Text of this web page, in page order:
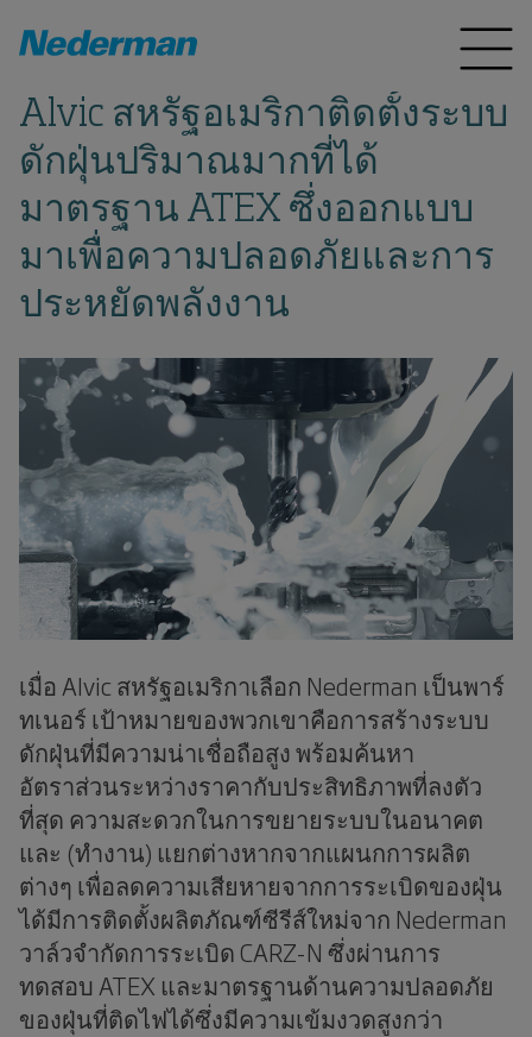
Alvic สหรัฐอเมริกาติดตั้งระบบ
ดักฝุ่นปริมาณมากที่ได้
มาตรฐาน ATEX ซึ่งออกแบบ
มาเพื่อความปลอดภัยและการ
ประหยัดพลังงาน
เมื่อ Alvic สหรัฐอเมริกาเลือก Nederman เป็นพาร์
ทเนอร์ เป้าหมายของพวกเขาคือการสร้างระบบ
ดักฝุ่นที่มีความน่าเชื่อถือสูง พร้อมค้นหา
อัตราส่วนระหว่างราคากับประสิทธิภาพที่ลงตัว
ที่สุด ความสะดวกในการขยายระบบในอนาคต
และ (ทำงาน) แยกต่างหากจากแผนกการผลิต
ต่างๆ เพื่อลดความเสียหายจากการระเบิดของฝุ่น
ได้มีการติดตั้งผลิตภัณฑ์ซีรีส์ใหม่จาก Nederman
วาล์วจำกัดการระเบิด CARZ-N ซึ่งผ่านการ
ทดสอบ ATEX และมาตรฐานด้านความปลอดภัย
ของฝุ่นที่ติดไฟได้ซึ่งมีความเข้มงวดสูงกว่า